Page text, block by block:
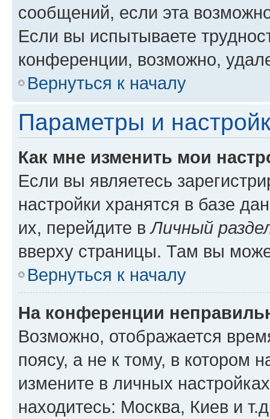
сообщений, если эта
Если вы испытываете
конференции, возможно,
Вернуться к началу
Параметры и
Как мне изменить мои
Если вы являетесь
настройки хранятся в базе
их, перейдите вЛичный
вверху страницы. Там вы
Вернуться к началу
На конференции
Возможно, отображается
поясу, а не к тому, в котором
измените в личных
находитесь: Москва, Киев и